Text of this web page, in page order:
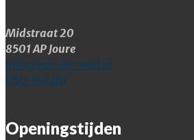
Midstraat 20
8501 AP Joure
info@van-der-wiel.nl
0513 745 110
Openingstijden